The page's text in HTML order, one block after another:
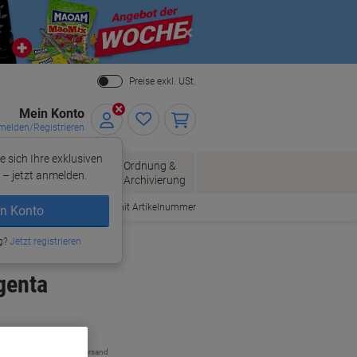
Close
Preise exkl. USt.
Mein Konto
Registrieren
sich Ihre exklusiven
jetzt anmelden.
Konto
Jetzt registrieren
Bürobedarf
Ordnung &
Archivierung
Bestellen mit Artikelnummer
zzgl. Versand